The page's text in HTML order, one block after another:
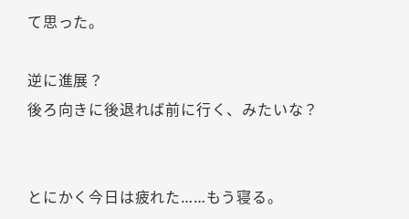
て思った。
逆に進展？
後ろ向きに後退れば前に行く、みたいな？
とにかく今日は疲れた……もう寝る。